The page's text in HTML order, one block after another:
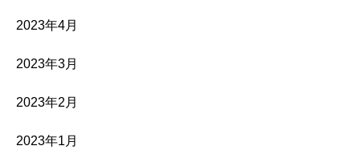
2023年4月
2023年3月
2023年2月
2023年1月